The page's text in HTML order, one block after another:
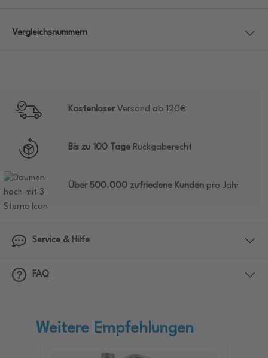
Vergleichsnummern
KostenloserVersand ab 120€
Bis zu 100 Tage Rückgaberecht
Über 500.000 zufriedene Kunden pro Jahr
Service & Hilfe
FAQ
Weitere Empfehlungen